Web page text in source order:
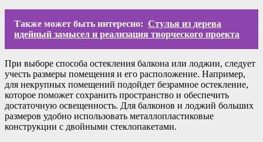
Также может быть интересно: Стулья из дерева
идейный замысел и реализация творческого проекта
При выборе способа остекления балкона или лоджии, следует
учесть размеры помещения и его расположение. Например,
для некрупных помещений подойдет безрамное остекление,
которое поможет сохранить пространство и обеспечить
достаточную освещенность. Для балконов и лоджий больших
размеров удобно использовать металлопластиковые
конструкции с двойными стеклопакетами.